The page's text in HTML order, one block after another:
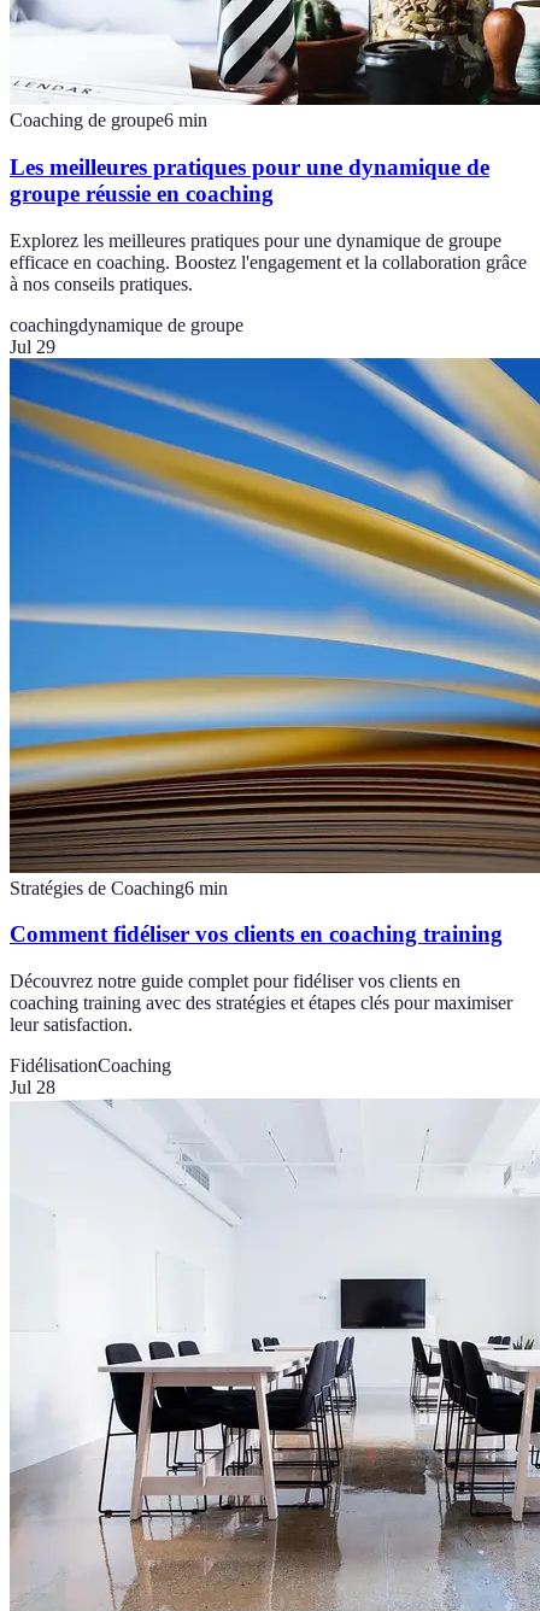
Coaching de groupe6 min
Les meilleures pratiques pour une dynamique de
groupe réussie en coaching
Explorez les meilleures pratiques pour une dynamique de groupe
efficace en coaching. Boostez l'engagement et la collaboration grâce
à nos conseils pratiques.
coachingdynamique de groupe
Jul 29
Stratégies de Coaching6 min
Comment fidéliser vos clients en coaching training
Découvrez notre guide complet pour fidéliser vos clients en
coaching training avec des stratégies et étapes clés pour maximiser
leur satisfaction.
FidélisationCoaching
Jul 28